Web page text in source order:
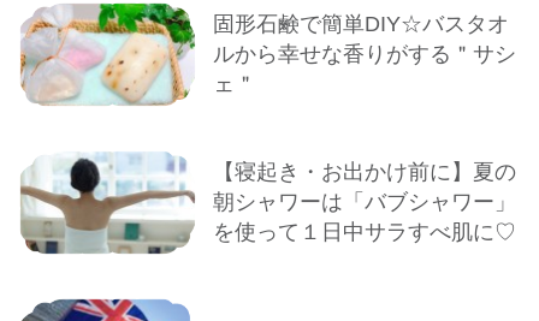
固形石鹸で簡単DIY☆バスタオ
ルから幸せな香りがする＂サシ
ェ＂
【寝起き・お出かけ前に】夏の
朝シャワーは「バブシャワー」
を使って１日中サラすべ肌に♡